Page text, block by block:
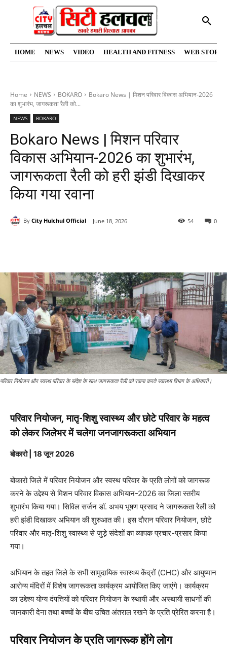
HOME NEWS VIDEO HEALTH AND FITNESS WEB
Home NEWS BOKARO
Bokaro News | मिशन परिवार विकास अभियान-2026
का शुभारंभ, जागरूकता रैली को...
NEWS BOKARO
Bokaro News | मिशन परिवार
विकास अभियान-2026 का शुभारंभ,
जागरूकता रैली को हरी झंडी दिखाकर
किया गया रवाना
By City Hulchul Official June 18, 2026 0
54
परिवार नियोजन और स्वस्थ परिवार के संदेश के साथ जागरूकता रैली को रवाना करते स्वास्थ्य विभाग के अधिकारी।
परिवार नियोजन, मातृ-शिशु स्वास्थ्य और छोटे परिवार के महत्व
को लेकर जिलेभर में चलेगा जनजागरूकता अभियान
बोकारो | 18 जून 2026
बोकारो जिले में परिवार नियोजन और स्वस्थ परिवार के प्रति लोगों को जागरूक
करने के उद्देश्य से मिशन परिवार विकास अभियान-2026 का जिला स्तरीय
शुभारंभ किया गया। सिविल सर्जन डॉ. अभय भूषण प्रसाद ने जागरूकता रैली को
हरी झंडी दिखाकर अभियान की शुरुआत की। इस दौरान परिवार नियोजन, छोटे
परिवार और मातृ-शिशु स्वास्थ्य से जुड़े संदेशों का व्यापक प्रचार-प्रसार किया
गया।
अभियान के तहत जिले के सभी सामुदायिक स्वास्थ्य केंद्रों (CHC) और आयुष्मान
आरोग्य मंदिरों में विशेष जागरूकता कार्यक्रम आयोजित किए जाएंगे। कार्यक्रम
का उद्देश्य योग्य दंपत्तियों को परिवार नियोजन के स्थायी और अस्थायी साधनों की
जानकारी देना तथा बच्चों के बीच उचित अंतराल रखने के प्रति प्रेरित करना है।
परिवार नियोजन के प्रति जागरूक होंगे लोग